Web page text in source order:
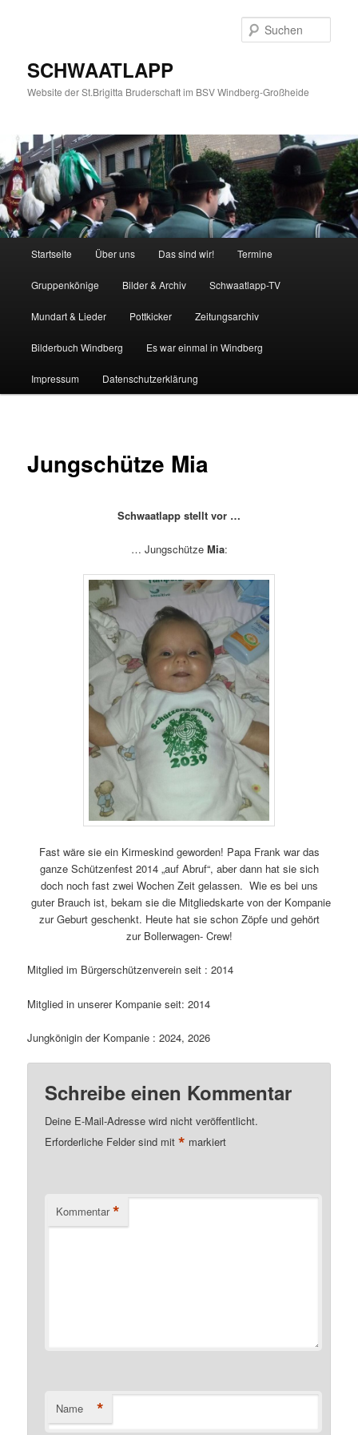
SCHWAATLAPP
Website der St.Brigitta Bruderschaft im BSV Windberg-Großheide
Startseite Über uns Das sind wir! Termine
Gruppenkönige Bilder & Archiv Schwaatlapp-TV
Mundart & Lieder Pottkicker Zeitungsarchiv
Bilderbuch Windberg Es war einmal in Windberg
Impressum Datenschutzerklärung
Jungschütze Mia
Schwaatlapp stellt vor …
… Jungschütze Mia:
Fast wäre sie ein Kirmeskind geworden! Papa Frank war das
ganze Schützenfest 2014 „auf Abruf“, aber dann hat sie sich
doch noch fast zwei Wochen Zeit gelassen. Wie es bei uns
guter Brauch ist, bekam sie die Mitgliedskarte von der Kompanie
zur Geburt geschenkt. Heute hat sie schon Zöpfe und gehört
zur Bollerwagen- Crew!
Mitglied im Bürgerschützenverein seit : 2014
Mitglied in unserer Kompanie seit: 2014
Jungkönigin der Kompanie : 2024, 2026
Schreibe einen Kommentar
Deine E-Mail-Adresse wird nicht veröffentlicht.
Erforderliche Felder sind mit* markiert
Kommentar *
Name *